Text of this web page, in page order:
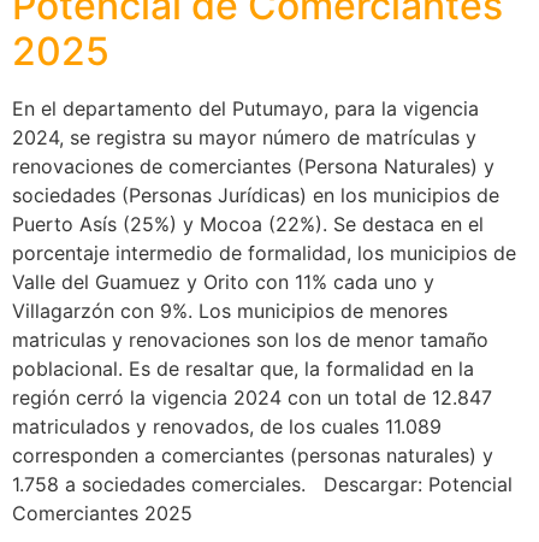
2025
En el departamento del Putumayo, para la vigencia
2024, se registra su mayor número de matrículas y
renovaciones de comerciantes (Persona Naturales) y
sociedades (Personas Jurídicas) en los municipios de
Puerto Asís (25%) y Mocoa (22%). Se destaca en el
porcentaje intermedio de formalidad, los municipios de
Valle del Guamuez y Orito con 11% cada uno y
Villagarzón con 9%. Los municipios de menores
matriculas y renovaciones son los de menor tamaño
poblacional. Es de resaltar que, la formalidad en la
región cerró la vigencia 2024 con un total de 12.847
matriculados y renovados, de los cuales 11.089
corresponden a comerciantes (personas naturales) y
1.758 a sociedades comerciales. Descargar: Potencial
Comerciantes 2025